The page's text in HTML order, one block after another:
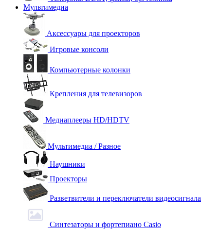
Мультимедиа
Аксессуары для проекторов
Игровые консоли
Компьютерные колонки
Крепления для телевизоров
Медиаплееры HD/HDTV
Мультимедиа / Разное
Наушники
Проекторы
Разветвители и переключатели видеосигнала
Синтезаторы и фортепиано Casio